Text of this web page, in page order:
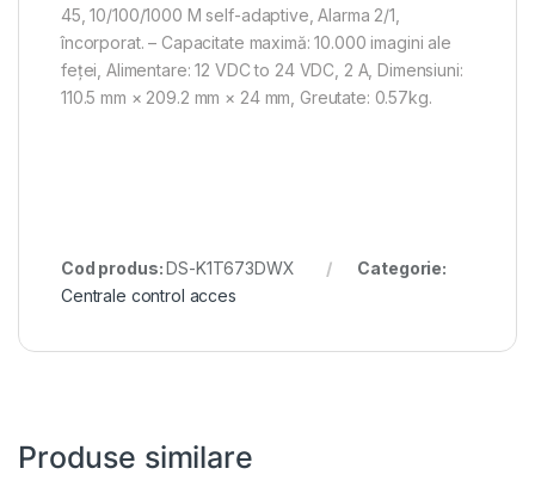
45, 10/100/1000 M self-adaptive, Alarma 2/1,
încorporat. – Capacitate maximă: 10.000 imagini ale
feței, Alimentare: 12 VDC to 24 VDC, 2 A, Dimensiuni:
110.5 mm × 209.2 mm × 24 mm, Greutate: 0.57kg.
Cod produs:DS-K1T673DWX
Categorie:
Centrale control acces
Produse similare